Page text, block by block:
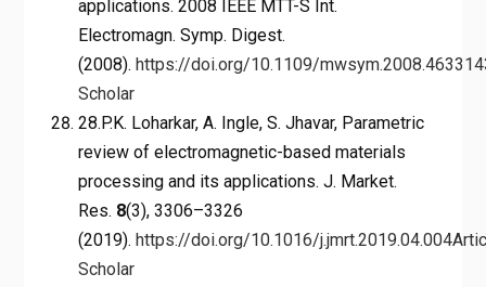
applications. 2008 IEEE MTT-S Int.
Electromagn. Symp. Digest.
(2008). https://doi.org/10.1109/
Scholar
28.P.K. Loharkar, A. Ingle, S. Jhavar, Parametric
review of electromagnetic-based materials
processing and its applications. J. Market.
Res. 8(3), 3306–3326
(2019). https://doi.org/10.1016/j.jmrt.2019.04.004
Scholar